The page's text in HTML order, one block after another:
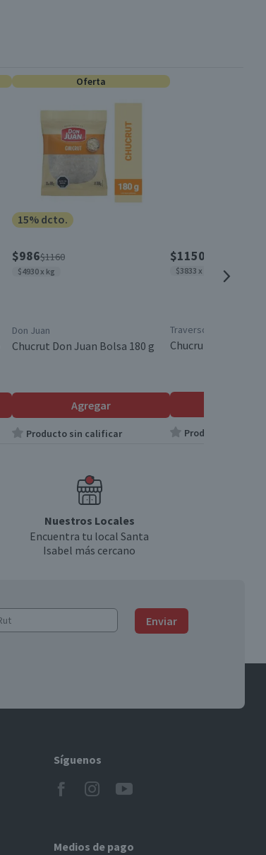
Oferta
15% dcto.
$986$1160
$4930 x kg
Don Juan
Chucrut Don Juan Bolsa 180 g
Agregar
Producto sin calificar
$1150
$3833 x kg
Traverso
Chucrut Traverso
Producto sin
Nuestros Locales
Encuentra tu local Santa
Isabel más cercano
Enviar
Síguenos
Medios de pago